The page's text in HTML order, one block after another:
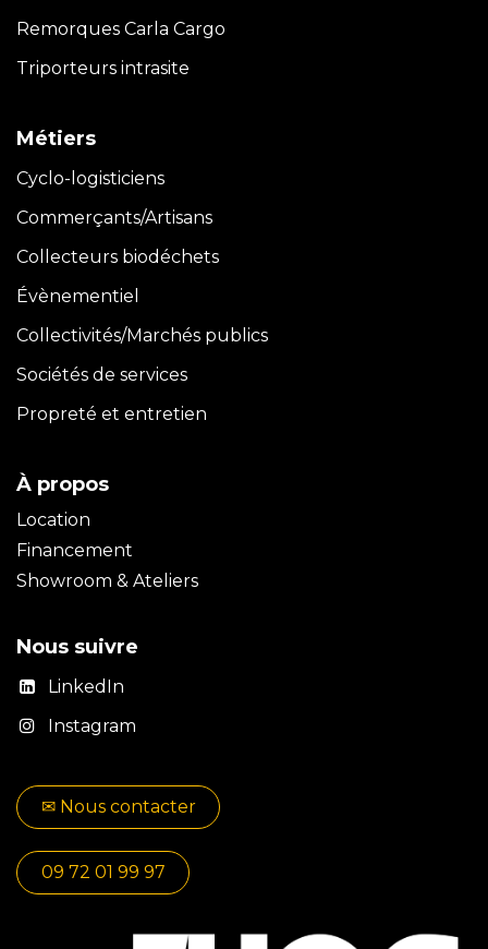
Remorques Carla Cargo
Triporteurs intrasite
Métiers
Cyclo-logisticiens
Commerçants/Artisans
Collecteurs biodéchets
Évènementiel
Collectivités/Marchés publics
Sociétés de services
Propreté et entretien
À propos
Location
Financement
Showroom & Ateliers
Nous suivre
LinkedIn
Instagram
✉​​ No​​​​us contacter
09 72 01 99 97